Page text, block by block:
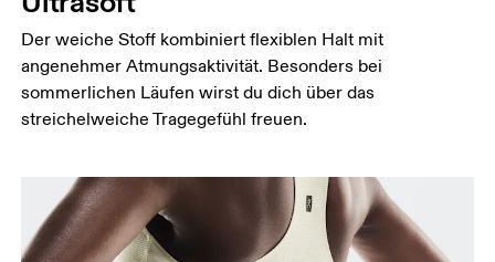
auseinander sind. Miss um die breiteste Stelle
deines Oberschenkels herum.
Schrittlänge
Stelle deines Innenbeins bis hinunter zum Knöchel.
Der weiche Stoff kombiniert flexiblen Halt mit
angenehmer Atmungsaktivität. Besonders bei
sommerlichen Läufen wirst du dich über das
streichelweiche Tragegefühl freuen.